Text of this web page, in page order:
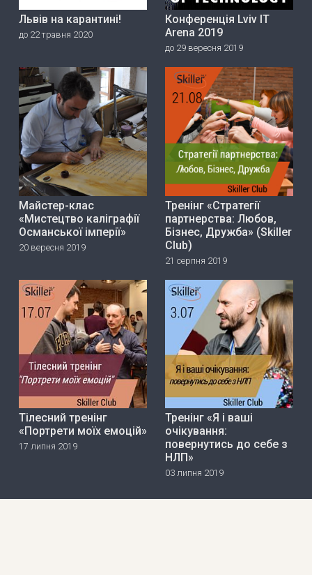
Львів на карантині!
до 22 травня 2020
Конференція Lviv IT
Arena 2019
до 29 вересня 2019
Майстер-клас
«Мистецтво каліграфії
Османської імперії»
20 вересня 2019
Тренінг «Стратегії
партнерства: Любов,
Бізнес, Дружба» (Skiller
Club)
21 серпня 2019
Тілесний тренінг
«Портрети моїх емоцій»
17 липня 2019
Тренінг «Я і ваші
очікування:
повернутись до себе з
НЛП»
03 липня 2019